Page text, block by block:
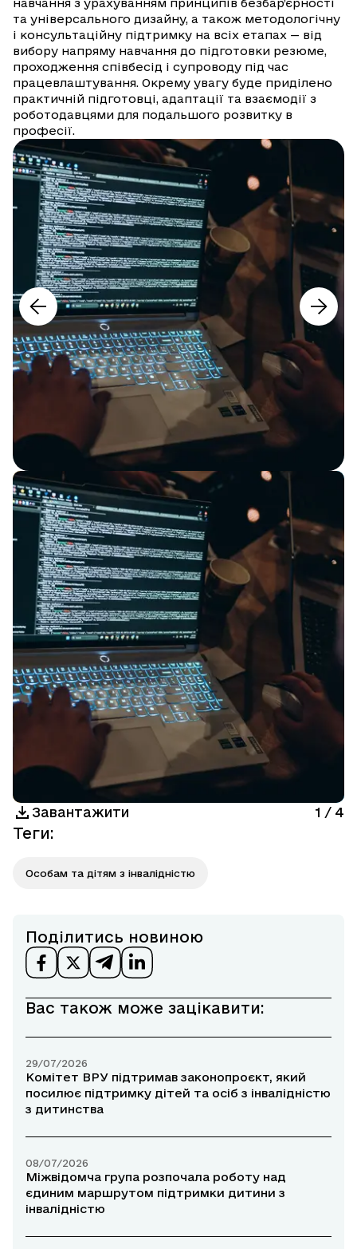
та універсального дизайну, а також методологічну
і консультаційну підтримку на всіх етапах — від
вибору напряму навчання до підготовки резюме,
проходження співбесід і супроводу під час
працевлаштування. Окрему увагу буде приділено
практичній підготовці, адаптації та взаємодії з
роботодавцями для подальшого розвитку в
професії.
Завантажити 1 / 4
Теги:
Особам та дітям з інвалідністю
Поділитись новиною
Вас також може зацікавити:
29/07/2026
Комітет ВРУ підтримав законопроєкт, який
посилює підтримку дітей та осіб з інвалідністю
з дитинства
08/07/2026
Міжвідомча група розпочала роботу над
єдиним маршрутом підтримки дитини з
інвалідністю